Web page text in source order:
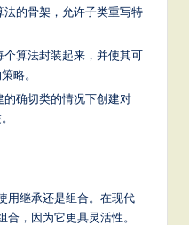
法的骨架，允许子类重写特
个算法封装起来，并使其可
略。
的确切类的情况下创建对
用继承还是组合。在现代
，因为它更具灵活性。